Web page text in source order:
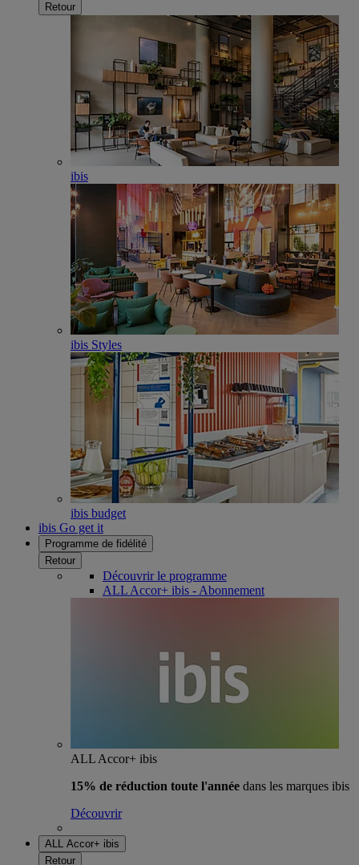
Retour
ibis
ibis Styles
ibis budget
ibis Go get it
Programme de fidélité
Retour
Découvrir le programme
ALL Accor+ ibis - Abonnement
ALL Accor+ ibis
15% de réduction toute l'année dans les marques ibis
Découvrir
ALL Accor+ ibis
Retour